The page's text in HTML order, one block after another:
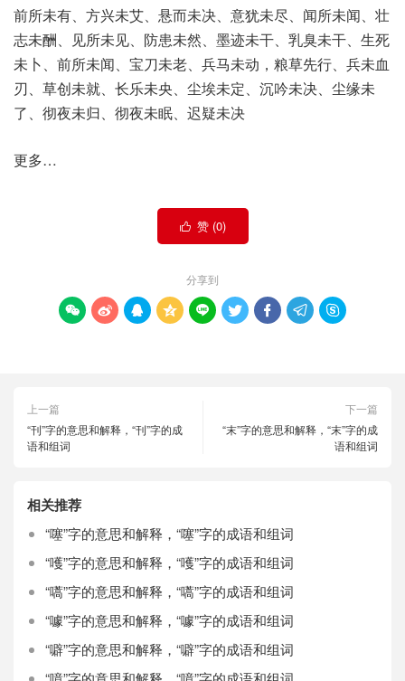
前所未有、方兴未艾、悬而未决、意犹未尽、闻所未闻、壮
志未酬、见所未见、防患未然、墨迹未干、乳臭未干、生死
未卜、前所未闻、宝刀未老、兵马未动，粮草先行、兵未血
刃、草创未就、长乐未央、尘埃未定、沉吟未决、尘缘未
了、彻夜未归、彻夜未眠、迟疑未决
更多…
 赞 (0)
分享到
        
上一篇
“刊”字的意思和解释，“刊”字的成
语和组词
下一篇
“末”字的意思和解释，“末”字的成
语和组词
相关推荐
“噻”字的意思和解释，“噻”字的成语和组词
“嚄”字的意思和解释，“嚄”字的成语和组词
“嚆”字的意思和解释，“嚆”字的成语和组词
“噱”字的意思和解释，“噱”字的成语和组词
“噼”字的意思和解释，“噼”字的成语和组词